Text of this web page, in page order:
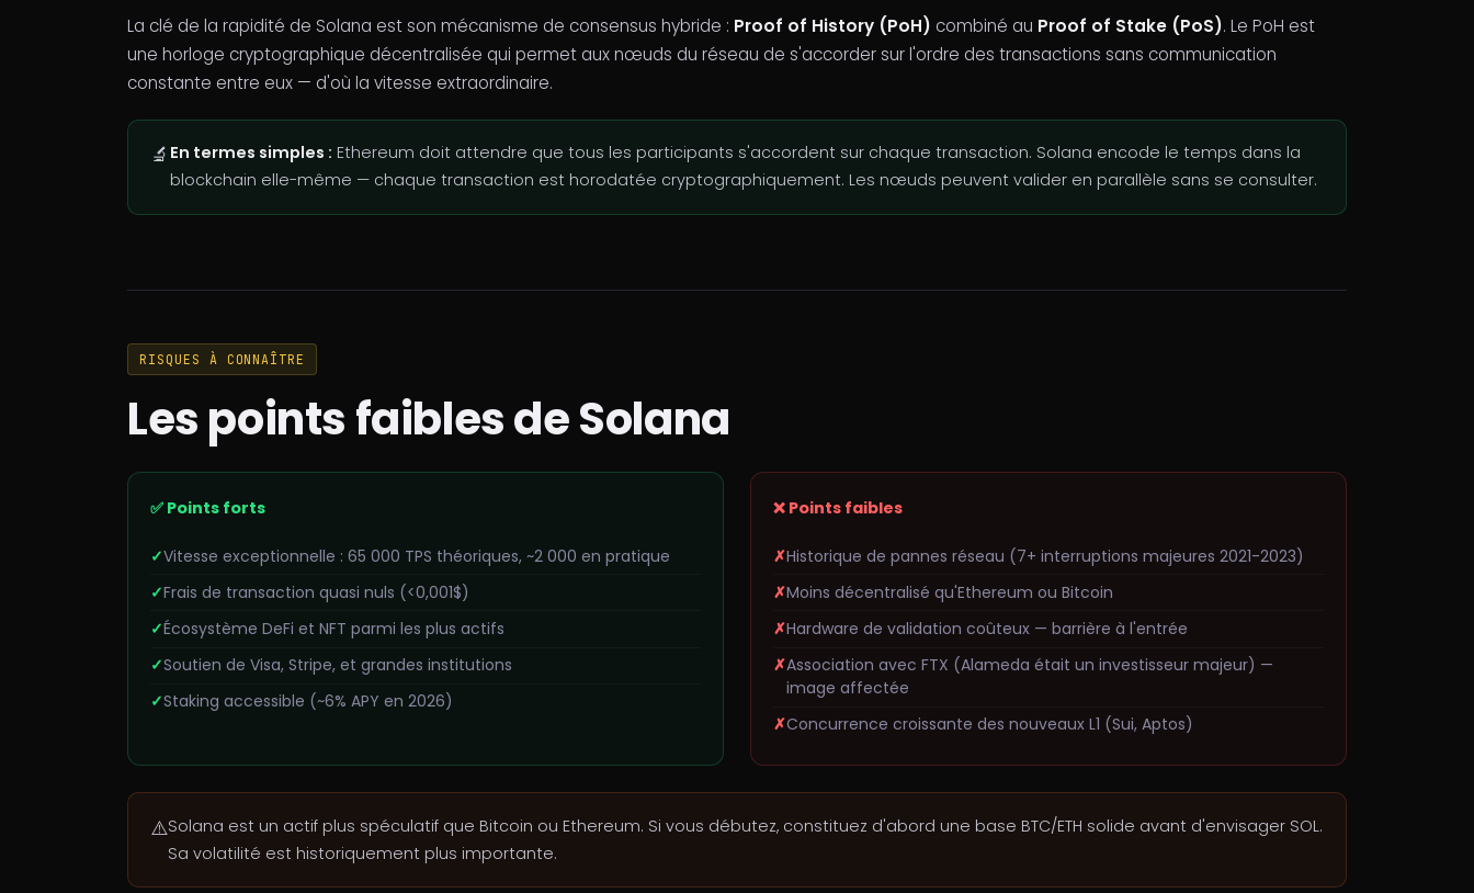
La clé de la rapidité de Solana est son mécanisme de consensus hybride : Proof of History (PoH) combiné au Proof of Stake (PoS). Le PoH est
une horloge cryptographique décentralisée qui permet aux nœuds du réseau de s'accorder sur l'ordre des transactions sans communication
constante entre eux — d'où la vitesse extraordinaire.
🔬 En termes simples : Ethereum doit attendre que tous les participants s'accordent sur chaque transaction. Solana encode le temps dans la
blockchain elle-même — chaque transaction est horodatée cryptographiquement. Les nœuds peuvent valider en parallèle sans se consulter.
RISQUES À CONNAÎTRE
Les points faibles de Solana
✅ Points forts
Vitesse exceptionnelle : 65 000 TPS théoriques, ~2 000 en pratique
Frais de transaction quasi nuls (<0,001$)
Écosystème DeFi et NFT parmi les plus actifs
Soutien de Visa, Stripe, et grandes institutions
Staking accessible (~6% APY en 2026)
❌ Points faibles
Historique de pannes réseau (7+ interruptions majeures 2021-2023)
Moins décentralisé qu'Ethereum ou Bitcoin
Hardware de validation coûteux — barrière à l'entrée
Association avec FTX (Alameda était un investisseur majeur) —
image affectée
Concurrence croissante des nouveaux L1 (Sui, Aptos)
⚠️Solana est un actif plus spéculatif que Bitcoin ou Ethereum. Si vous débutez, constituez d'abord une base BTC/ETH solide avant d'envisager SOL.
Sa volatilité est historiquement plus importante.